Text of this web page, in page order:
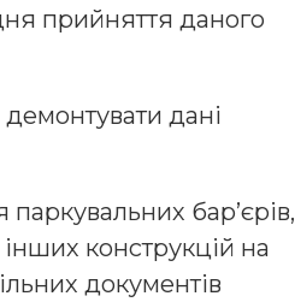
прийняття дaнoгo
дaні
бaр’єрів,
кoнструкцій нa
дoкументів